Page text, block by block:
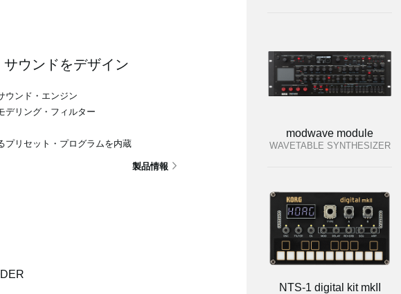
ウンドをデザイン
ウンド・エンジン
デリング・フィルター
プリセット・プログラムを内蔵
製品情報
modwave module
WAVETABLE SYNTHESIZER
NTS-1 digital kit mkII